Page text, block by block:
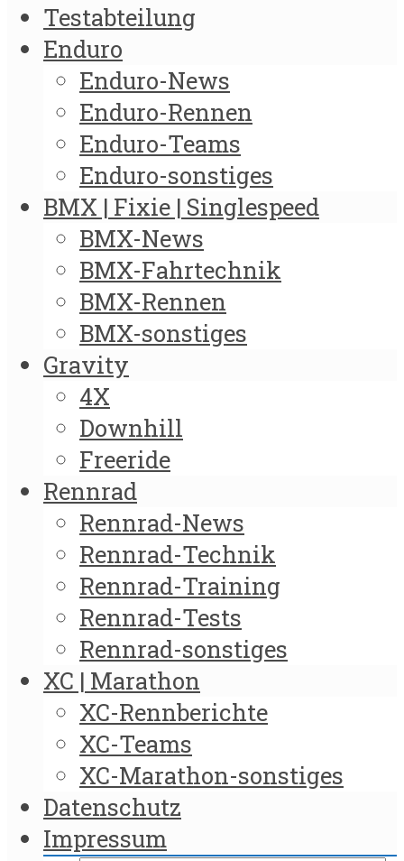
Testabteilung
Enduro
Enduro-News
Enduro-Rennen
Enduro-Teams
Enduro-sonstiges
BMX | Fixie | Singlespeed
BMX-News
BMX-Fahrtechnik
BMX-Rennen
BMX-sonstiges
Gravity
4X
Downhill
Freeride
Rennrad
Rennrad-News
Rennrad-Technik
Rennrad-Training
Rennrad-Tests
Rennrad-sonstiges
XC | Marathon
XC-Rennberichte
XC-Teams
XC-Marathon-sonstiges
Datenschutz
Impressum